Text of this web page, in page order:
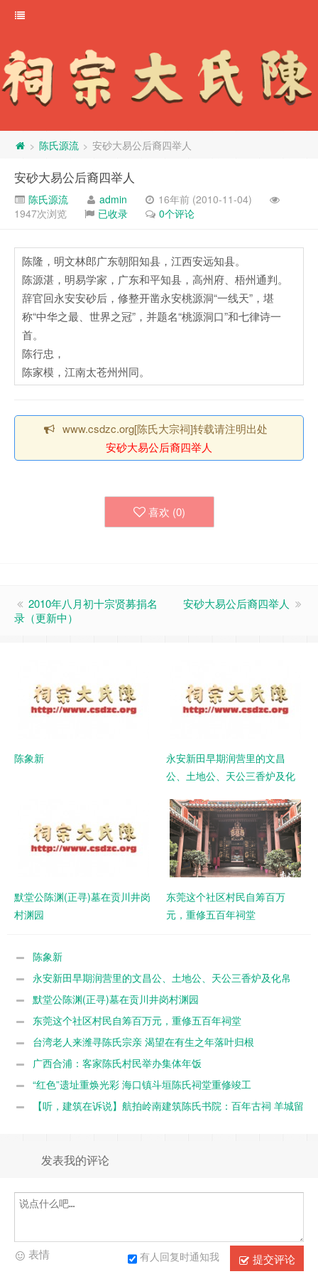
> 陈氏源流 > 安砂大易公后裔四举人
安砂大易公后裔四举人
陈氏源流 admin
16年前 (2010-11-04)
1947次浏览
已收录 0个评论
陈隆，明文林郎广东朝阳知县，江西安远知县。
陈源湛，明易学家，广东和平知县，高州府、梧州通判。
辞官回永安安砂后，修整开凿永安桃源洞“一线天”，堪
称“中华之最、世界之冠”，并题名“桃源洞口”和七律诗一
首。
陈行忠，
陈家模，江南太苍州州同。
www.csdzc.org[陈氏大宗祠]转载请注明出处
安砂大易公后裔四举人
喜欢 (0)
2010年八月初十宗贤募捐名
录（更新中）
安砂大易公后裔四举人
陈象新
永安新田早期润营里的文昌
公、土地公、天公三香炉及化
默堂公陈渊(正寻)墓在贡川井岗
村渊园
东莞这个社区村民自筹百万
元，重修五百年祠堂
陈象新
永安新田早期润营里的文昌公、土地公、天公三香炉及化帛
炉 默堂公陈渊(正寻)墓在贡川井岗村渊园
东莞这个社区村民自筹百万元，重修五百年祠堂
台湾老人来潍寻陈氏宗亲 渴望在有生之年落叶归根
广西合浦：客家陈氏村民举办集体年饭
“红色”遗址重焕光彩 海口镇斗垣陈氏祠堂重修竣工
【听，建筑在诉说】航拍岭南建筑陈氏书院：百年古祠 羊城留
发表我的评论
提交评论
有人回复时通知我
表情